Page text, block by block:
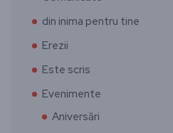
din inima pentru tine
Erezii
Este scris
Evenimente
Aniversări